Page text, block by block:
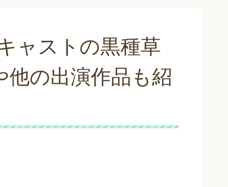
ャストの黒種草
の出演作品も紹